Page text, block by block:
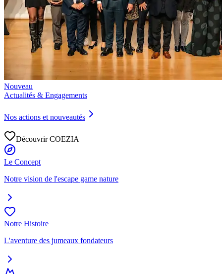
Nouveau
Actualités & Engagements
Nos actions et nouveautés
Découvrir COEZIA
Le Concept
Notre vision de l'escape game nature
Notre Histoire
L'aventure des jumeaux fondateurs